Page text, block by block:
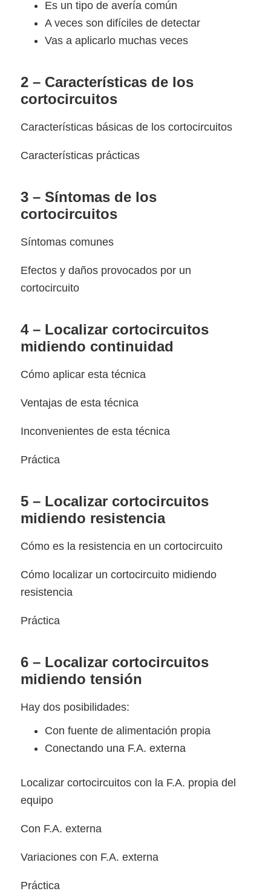
Es un tipo de avería común
A veces son difíciles de detectar
Vas a aplicarlo muchas veces
2 – Características de los
cortocircuitos
Características básicas de los cortocircuitos
Características prácticas
3 – Síntomas de los
cortocircuitos
Síntomas comunes
Efectos y daños provocados por un
cortocircuito
4 – Localizar cortocircuitos
midiendo continuidad
Cómo aplicar esta técnica
Ventajas de esta técnica
Inconvenientes de esta técnica
Práctica
5 – Localizar cortocircuitos
midiendo resistencia
Cómo es la resistencia en un cortocircuito
Cómo localizar un cortocircuito midiendo
resistencia
Práctica
6 – Localizar cortocircuitos
midiendo tensión
Hay dos posibilidades:
Con fuente de alimentación propia
Conectando una F.A. externa
Localizar cortocircuitos con la F.A. propia del
equipo
Con F.A. externa
Variaciones con F.A. externa
Práctica